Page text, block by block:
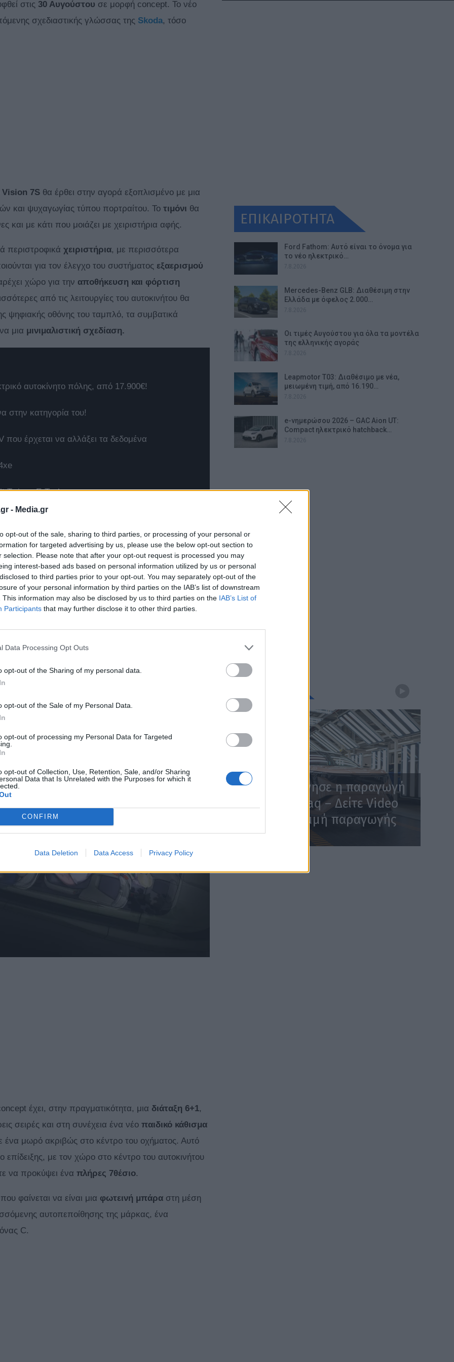
- Media.gr
opt-out of the sale, sharing to third parties, or processing of your personal or
for targeted advertising by us, please use the below opt-out section to
selection. Please note that after your opt-out request is processed you may
interest-based ads based on personal information utilized by us or personal
to third parties prior to your opt-out. You may separately opt-out of the
of your personal information by third parties on the IAB’s list of downstream
This information may also be disclosed by us to third parties on the IAB’s List of
Participants that may further disclose it to other third parties.
Data Processing Opt Outs
opt-out of the Sharing of my personal data.
opt-out of the Sale of my Personal Data.
opt-out of processing my Personal Data for Targeted
opt-out of Collection, Use, Retention, Sale, and/or Sharing
Data that Is Unrelated with the Purposes for which it
CONFIRM
Data Deletion Data Access Privacy Policy
στις 30 Αυγούστου σε μορφή concept. Το νέο
σχεδιαστικής γλώσσας της Skoda, τόσο
Vision 7S θα έρθει στην αγορά εξοπλισμένο με μια
και ψυχαγωγίας τύπου πορτραίτου. Το τιμόνι θα
και με κάτι που μοιάζει με χειριστήρια αφής.
περιστροφικά χειριστήρια, με περισσότερα
για τον έλεγχο του συστήματος εξαερισμού
χώρο για την αποθήκευση και φόρτιση
από τις λειτουργίες του αυτοκινήτου θα
ψηφιακής οθόνης του ταμπλό, τα συμβατικά
μια μινιμαλιστική σχεδίαση.
αυτοκίνητο πόλης, από 17.900€!
στην κατηγορία του!
έρχεται να αλλάξει τα δεδομένα
Twingo E-Tech
κίνησής του με μια καμπίνα που μοιάζει με
κονσόλα που κάνουν το αυτοκίνητο να
εναλλακτική λύση.
έχει, στην πραγματικότητα, μια διάταξη 6+1,
σειρές και στη συνέχεια ένα νέο παιδικό κάθισμα
ένα μωρό ακριβώς στο κέντρο του οχήματος. Αυτό
επίδειξης, με τον χώρο στο κέντρο του αυτοκινήτου
να προκύψει ένα πλήρες 7θέσιο.
φαίνεται να είναι μια φωτεινή μπάρα στη μέση
αυτοπεποίθησης της μάρκας, ένα
C.
ΕΠΙΚΑΙΡΟΤΗΤΑ
Ford Fathom: Αυτό είναι το όνομα για
το νέο ηλεκτρικό…
Mercedes-Benz GLB: Διαθέσιμη στην
Ελλάδα με όφελος 2.000…
Οι τιμές Αυγούστου για όλα τα μοντέλα
της ελληνικής αγοράς
Leapmotor T03: Διαθέσιμο με νέα,
μειωμένη τιμή, από 16.190…
e-νημερώσου 2026 – GAC Aion UT:
Compact ηλεκτρικό hatchback…
Skoda: Ξεκίνησε η παραγωγή
του νέου Peaq – Δείτε Video
από τη γραμμή παραγωγής
WEB TV